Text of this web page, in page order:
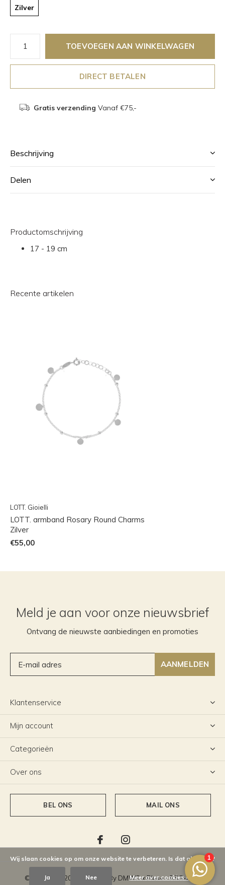
Zilver
TOEVOEGEN AAN WINKELWAGEN
DIRECT BETALEN
Gratis verzending Vanaf €75,-
Beschrijving
Delen
Productomschrijving
17 - 19 cm
Recente artikelen
LOTT. Gioielli
LOTT. armband Rosary Round Charms
Zilver
€55,00
Meld je aan voor onze nieuwsbrief
Ontvang de nieuwste aanbiedingen en promoties
AANMELDEN
Klantenservice
Mijn account
Categorieën
Over ons
BEL ONS MAIL ONS
© Copyright 2026 - Theme By DMWSxPlus+-RSS-feed
Wij slaan cookies op om onze website te verbeteren. Is dat akkoord?
Ja Nee Meer over cookies »